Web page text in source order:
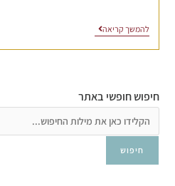
להמשך קריאה
חיפוש חופשי באתר
חיפוש